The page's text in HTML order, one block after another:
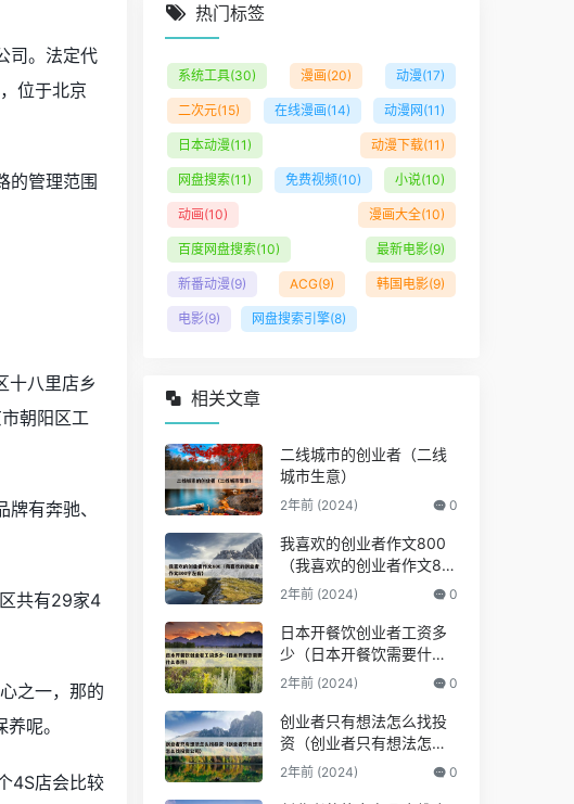
司。法定代
位于北京
的管理范围
十八里店乡
朝阳区工
有奔驰、
共有29家4
之一，那的
呢。
4S店会比较
热门标签
系统工具(30) 漫画(20) 动漫(17)
二次元(15) 在线漫画(14) 动漫网 (11)
日本动漫(11) 动漫下载(11)
网盘搜索(11) 免费视频(10) 小说(10)
动画(10) 漫画大全(10)
百度网盘搜索(10) 最新电影(9)
新番动漫(9) ACG(9) 韩国电影(9)
电影(9) 网盘搜索引擎(8)
相关文章
二线城市的创业者（二线
城市生意）
2年前 (2024) 0
我喜欢的创业者作文800
（我喜欢的创业者作文80
0字左右）
2年前 (2024) 0
日本开餐饮创业者工资多
少（日本开餐饮需要什么
条件）
2年前 (2024) 0
创业者只有想法怎么找投
资（创业者只有想法怎么
找投资公司）
2年前 (2024) 0